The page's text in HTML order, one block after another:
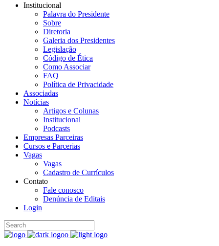
Institucional
Palavra do Presidente
Sobre
Diretoria
Galeria dos Presidentes
Legislação
Código de Ética
Como Associar
FAQ
Política de Privacidade
Associadas
Notícias
Artigos e Colunas
Institucional
Podcasts
Empresas Parceiras
Cursos e Parcerias
Vagas
Vagas
Cadastro de Currículos
Contato
Fale conosco
Denúncia de Editais
Login